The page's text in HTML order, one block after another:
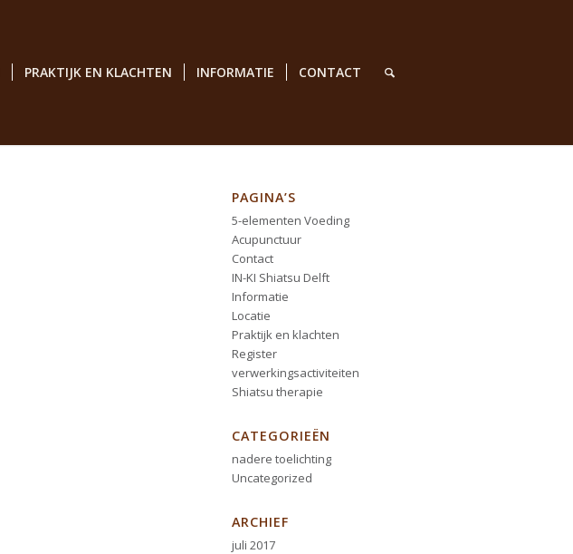
PRAKTIJK EN KLACHTEN INFORMATIE CONTACT
PAGINA’S
5-elementen Voeding
Acupunctuur
Contact
IN-KI Shiatsu Delft
Informatie
Locatie
Praktijk en klachten
Register
verwerkingsactiviteiten
Shiatsu therapie
CATEGORIEËN
nadere toelichting
Uncategorized
ARCHIEF
juli 2017